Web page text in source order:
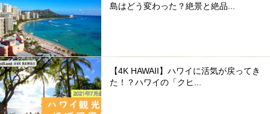
島はどう変わった？絶景と絶品...
【4K HAWAII】ハワイに活気が戻ってき
た！？ハワイの「クヒ...